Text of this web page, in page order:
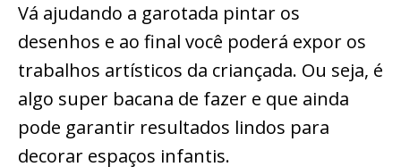
Vá ajudando a garotada pintar os
desenhos e ao final você poderá expor os
trabalhos artísticos da criançada. Ou seja, é
algo super bacana de fazer e que ainda
pode garantir resultados lindos para
decorar espaços infantis.